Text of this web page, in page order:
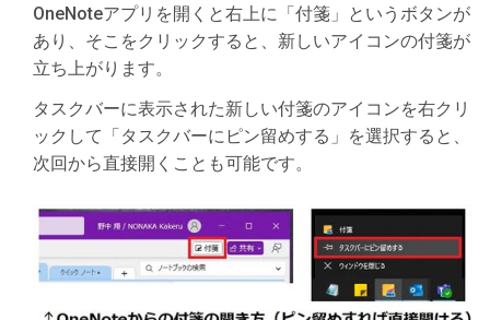
OneNoteアプリを開くと右上に「付箋」というボタンが
あり、そこをクリックすると、新しいアイコンの付箋が
立ち上がります。
タスクバーに表示された新しい付箋のアイコンを右クリ
ックして「タスクバーにピン留めする」を選択すると、
次回から直接開くことも可能です。